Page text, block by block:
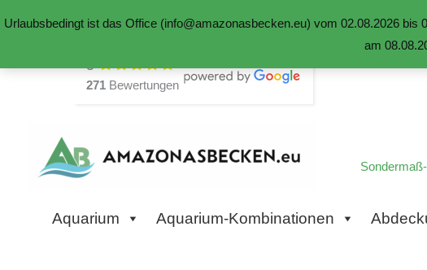
Urlaubsbedingt ist das Office (info@amazonasbecken.eu) vom 02.08.2026
am
5
271 Bewertungen
Aquarium Aquarium-Kombinationen